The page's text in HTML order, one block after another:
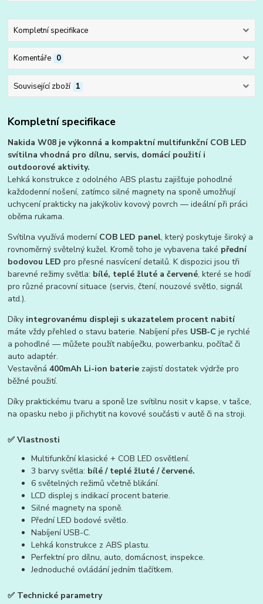
Kompletní specifikace
Komentáře 0
Související zboží 1
Kompletní specifikace
Nakida W08 je výkonná a kompaktní multifunkční COB LED
svítilna vhodná pro dílnu, servis, domácí použití i
outdoorové aktivity.
Lehká konstrukce z odolného ABS plastu zajišťuje pohodlné
každodenní nošení, zatímco silné magnety na sponě umožňují
uchycení prakticky na jakýkoliv kovový povrch — ideální při práci
oběma rukama.
Svítilna využívá moderní COB LED panel, který poskytuje široký a
rovnoměrný světelný kužel. Kromě toho je vybavena také přední
bodovou LED pro přesné nasvícení detailů. K dispozici jsou tři
barevné režimy světla: bílé, teplé žluté a červené, které se hodí
pro různé pracovní situace (servis, čtení, nouzové světlo, signál
atd.).
Díky integrovanému displeji s ukazatelem procent nabití
máte vždy přehled o stavu baterie. Nabíjení přes USB-C je rychlé
a pohodlné — můžete použít nabíječku, powerbanku, počítač či
auto adaptér.
Vestavěná400mAh Li-ion baterie zajistí dostatek výdrže pro
běžné použití.
Díky praktickému tvaru a sponě lze svítilnu nosit v kapse, v tašce,
na opasku nebo ji přichytit na kovové součásti v autě či na stroji.
✅Vlastnosti
Multifunkční klasické + COB LED osvětlení.
3 barvy světla: bílé / teplé žluté / červené.
6 světelných režimů včetně blikání.
LCD displej s indikací procent baterie.
Silné magnety na sponě.
Přední LED bodové světlo.
Nabíjení USB-C.
Lehká konstrukce z ABS plastu.
Perfektní pro dílnu, auto, domácnost, inspekce.
Jednoduché ovládání jedním tlačítkem.
✅ Technické parametry